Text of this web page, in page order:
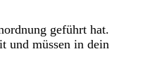
geführt hat.
und müssen in dein